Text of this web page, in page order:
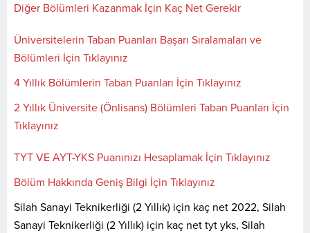
Diğer Bölümleri Kazanmak İçin Kaç Net Gerekir
Üniversitelerin Taban Puanları Başarı Sıralamaları ve
Bölümleri İçin Tıklayınız
4 Yıllık Bölümlerin Taban Puanları İçin Tıklayınız
2 Yıllık Üniversite (Önlisans) Bölümleri Taban Puanları İçin
Tıklayınız
TYT VE AYT-YKS Puanınızı Hesaplamak İçin Tıklayınız
Bölüm Hakkında Geniş Bilgi İçin Tıklayınız
Silah Sanayi Teknikerliği (2 Yıllık) için kaç net 2022, Silah
Sanayi Teknikerliği (2 Yıllık) için kaç net tyt yks, Silah